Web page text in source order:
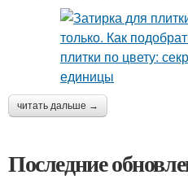
читать дальше →
Последние